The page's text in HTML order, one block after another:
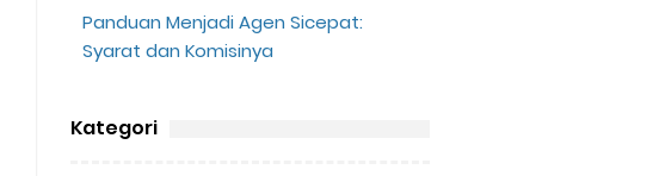
Panduan Menjadi Agen Sicepat:
Syarat dan Komisinya
Kategori